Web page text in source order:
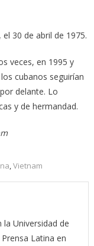
30 de abril de 1975.
veces, en 1995 y
cubanos seguirían
delante. Lo
y de hermandad.
Vietnam
Universidad de
Latina en